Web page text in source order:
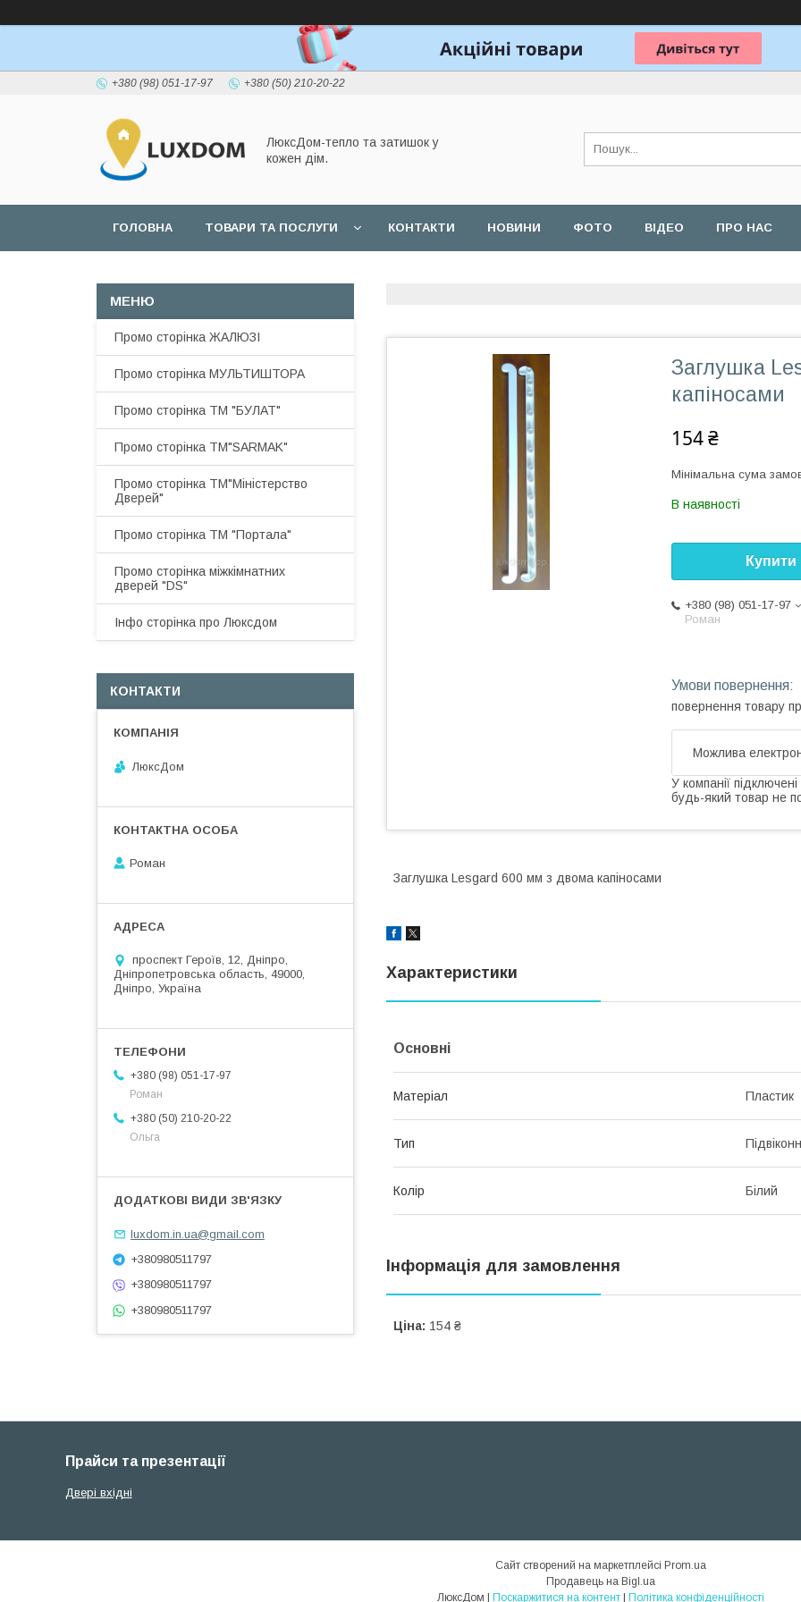
+380 (98) 051-17-97 +380 (50) 210-20-22
ЛюксДом-тепло та затишок у
кожен дім.
ГОЛОВНА ТОВАРИ ТА ПОСЛУГИ КОНТАКТИ НОВИНИ ФОТО ВІДЕО ПРО НАС
Заглушка
капіносами
154 ₴
Мінімальна сума
В наявності
Купити
+380 (98) 051-17-97
Роман
повернення товару
У компанії
будь-який товар не
Заглушка Lesgard 600 мм з двома капіносами
Характеристики
Основні
Матеріал Пластик
Тип
Колір Білий
Інформація для замовлення
Ціна: 154 ₴
Промо сторінка ЖАЛЮЗІ
Промо сторінка МУЛЬТИШТОРА
Промо сторінка ТМ "БУЛАТ"
Промо сторінка ТМ"SARMAK"
Промо сторінка ТМ"Міністерство
Дверей"
Промо сторінка ТМ "Портала"
Промо сторінка міжкімнатних
дверей "DS"
Інфо сторінка про Люксдом
КОНТАКТИ
ЛюксДом
Роман
проспект Героїв, 12, Дніпро,
Дніпропетровська область, 49000,
Дніпро, Україна
+380 (98) 051-17-97
Роман
+380 (50) 210-20-22
Ольга
luxdom.in.ua@gmail.com
+380980511797
+380980511797
+380980511797
Прайси та презентації
Двері вхідні
Сайт створений на маркетплейсі Prom.ua
Продавець на Bigl.ua
ЛюксДом | Поскаржитися на контент | Політика конфіденційності